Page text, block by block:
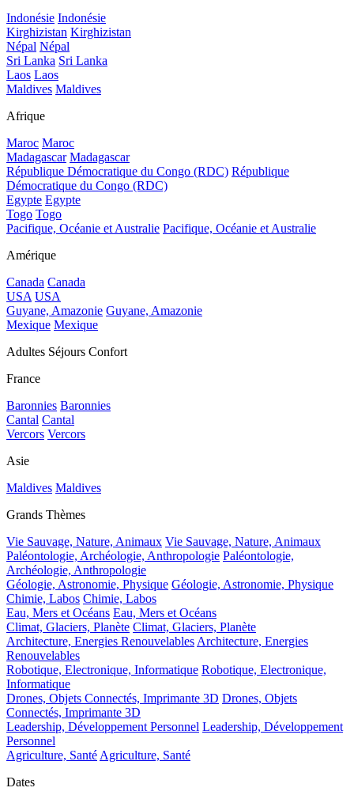
Indonésie Indonésie
Kirghizistan Kirghizistan
Népal Népal
Sri Lanka Sri Lanka
Laos Laos
Maldives Maldives
Afrique
Maroc Maroc
Madagascar Madagascar
République Démocratique du Congo (RDC) République
Démocratique du Congo (RDC)
Egypte Egypte
Togo Togo
Pacifique, Océanie et Australie Pacifique, Océanie et Australie
Amérique
Canada Canada
USA USA
Guyane, Amazonie Guyane, Amazonie
Mexique Mexique
Adultes Séjours Confort
France
Baronnies Baronnies
Cantal Cantal
Vercors Vercors
Asie
Maldives Maldives
Grands Thèmes
Vie Sauvage, Nature, Animaux Vie Sauvage, Nature, Animaux
Paléontologie, Archéologie, Anthropologie Paléontologie,
Archéologie, Anthropologie
Géologie, Astronomie, Physique Géologie, Astronomie, Physique
Chimie, Labos Chimie, Labos
Eau, Mers et Océans Eau, Mers et Océans
Climat, Glaciers, Planète Climat, Glaciers, Planète
Architecture, Energies RenouvelablesArchitecture, Energies
Renouvelables
Robotique, Electronique, Informatique Robotique, Electronique,
Informatique
Drones, Objets Connectés, Imprimante 3D Drones, Objets
Connectés, Imprimante 3D
Leadership, Développement Personnel Leadership, Développement
Personnel
Agriculture, SantéAgriculture, Santé
Dates